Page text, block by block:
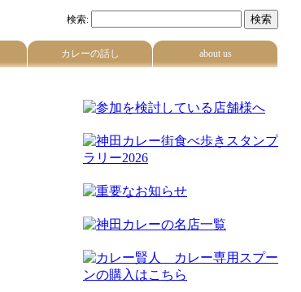
検索:
カレーの話し about us